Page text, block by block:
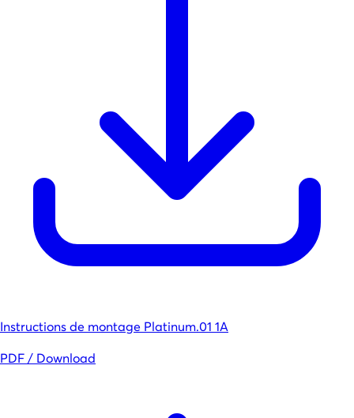
Instructions de montage Platinum.01 1A
PDF / Download